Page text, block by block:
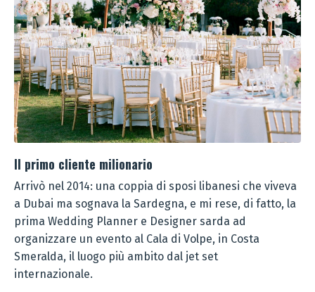
Il primo cliente milionario
Arrivò nel 2014: una coppia di sposi libanesi che viveva
a Dubai ma sognava la Sardegna, e mi rese, di fatto, la
prima Wedding Planner e Designer sarda ad
organizzare un evento al Cala di Volpe, in Costa
Smeralda, il luogo più ambito dal jet set
internazionale.